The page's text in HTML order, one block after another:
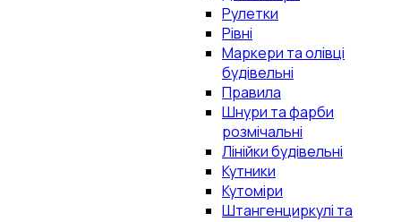
Рулетки
Рівні
Маркери та олівці
будівельні
Правила
Шнури та фарби
розмічальні
Лінійки будівельні
Кутники
Кутоміри
Штангенциркулі та